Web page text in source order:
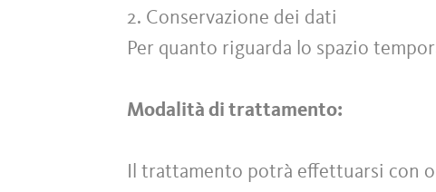
2. Conservazione dei dati
Per quanto riguarda lo spazio
Modalità di trattamento:
Il trattamento potrà effettuarsi con